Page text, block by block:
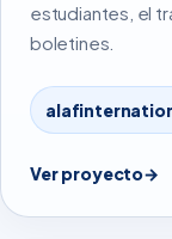
estudiantes, el
boletines.
Ver proyecto→